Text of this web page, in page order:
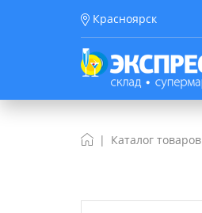
Красноярск
Каталог товаров